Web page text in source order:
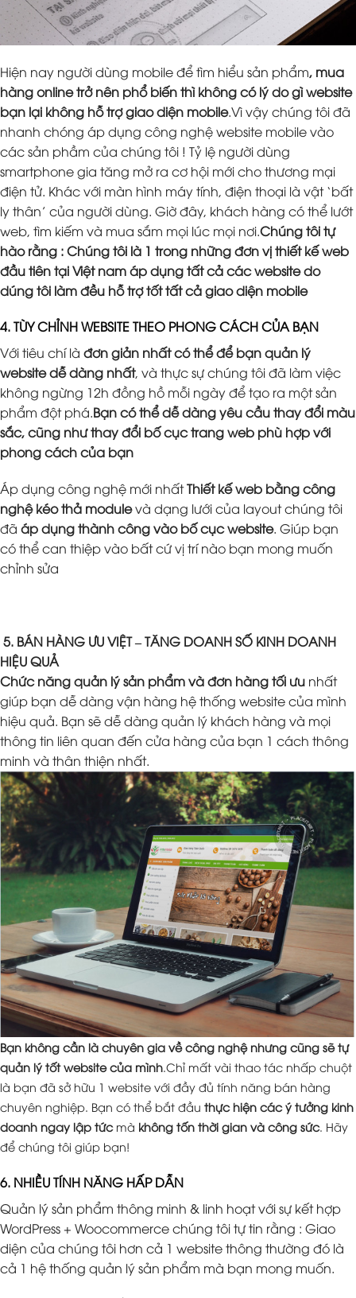
Hiện nay người dùng mobile để tìm hiểu sản phẩm, mua
hàng online trở nên phổ biến thì không có lý do gì website
bạn lại không hỗ trợ giao diện mobile.Vì vậy chúng tôi đã
nhanh chóng áp dụng công nghệ website mobile vào
các sản phầm của chúng tôi ! Tỷ lệ người dùng
smartphone gia tăng mở ra cơ hội mới cho thương mại
điện tử. Khác với màn hình máy tính, điện thoại là vật ‘bất
ly thân’ của người dùng. Giờ đây, khách hàng có thể lướt
web, tìm kiếm và mua sắm mọi lúc mọi nơi.Chúng tôi tự
hào rằng : Chúng tôi là 1 trong những đơn vị thiết kế web
đầu tiên tại Việt nam áp dụng tất cả các website do
dúng tôi làm đều hỗ trợ tốt tất cả giao diện mobile
4. TÙY CHỈNH WEBSITE THEO PHONG CÁCH CỦA BẠN
Với tiêu chí là đơn giản nhất có thể để bạn quản lý
website dễ dàng nhất, và thực sự chúng tôi đã làm việc
không ngừng 12h đồng hồ mỗi ngày để tạo ra một sản
phẩm đột phá.Bạn có thể dễ dàng yêu cầu thay đổi màu
sắc, cũng như thay đổi bố cục trang web phù hợp với
phong cách của bạn
Áp dụng công nghệ mới nhấtThiết kế web bằng công
nghệ kéo thả modulevà dạng lưới của layout chúng tôi
đã áp dụng thành công vào bố cục website. Giúp bạn
có thể can thiệp vào bất cứ vị trí nào bạn mong muốn
chỉnh sửa
5. BÁN HÀNG ƯU VIỆT – TĂNG DOANH SỐ KINH DOANH
HIỆU QUẢ
Chức năng quản lý sản phẩm và đơn hàng tối ưu nhất
giúp bạn dễ dàng vận hàng hệ thống website của mình
hiệu quả. Bạn sẽ dễ dàng quản lý khách hàng và mọi
thông tin liên quan đến cửa hàng của bạn 1 cách thông
minh và thân thiện nhất.
Bạn không cần là chuyên gia về công nghệ nhưng cũng sẽ tự
quản lý tốt website của mình .Chỉ mất vài thao tác nhấp chuột
là bạn đã sở hữu 1 website với đầy đủ tính năng bán hàng
chuyên nghiệp. Bạn có thể bắt đầu thực hiện các ý tưởng kinh
doanh ngay lập tứcmà không tốn thời gian và công sức. Hãy
để chúng tôi giúp bạn!
6. NHIỀU TÍNH NĂNG HẤP DẪN
Quản lý sản phẩm thông minh & linh hoạt với sự kết hợp
WordPress + Woocommerce chúng tôi tự tin rằng : Giao
diện của chúng tôi hơn cả 1 website thông thường đó là
cả 1 hệ thống quản lý sản phẩm mà bạn mong muốn.